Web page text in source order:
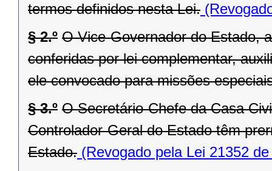
termos definidos nesta Lei.
§ 2.º O Vice-Governador do Estado,
conferidas por lei complementar,
ele convocado para missões
§ 3.º O Secretário-Chefe da Casa
Controlador-Geral do Estado têm
Estado. (Revogado pela Lei 21352